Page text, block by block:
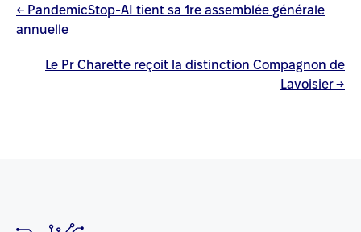
Post
navigation
← PandemicStop-AI tient sa 1re assemblée générale
annuelle
Le Pr Charette reçoit la distinction Compagnon de
Lavoisier→